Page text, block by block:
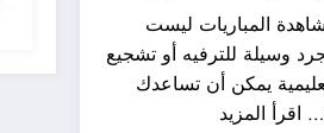
سحر
البحر
وجمال
المباريات ليست
وسيلة للترفيه أو تشجيع
يمكن أن تساعدك
اقرأ المزيد